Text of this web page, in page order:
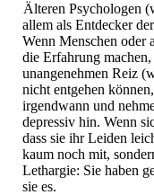
Älteren Psychologen
allem als Entdecker
Wenn Menschen oder
die Erfahrung
unangenehmen Reiz
nicht entgehen
irgendwann und
depressiv hin. Wenn
dass sie ihr Leiden
kaum noch mit,
Lethargie: Sie haben
sie es.